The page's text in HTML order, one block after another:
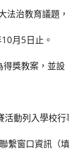
法治教育議題
月5日止。
獎教案，並
動列入學校行
繫窗口資訊